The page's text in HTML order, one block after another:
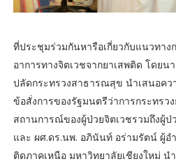
ที่ประชุมร่วมกันหารือเกี่ยวกับแนวทา
อาการทางจิตเวชจากยาเสพติด โดย
ปลัดกระทรวงสาธารณสุข นำเสนอค
ข้อสั่งการของรัฐมนตรีว่าการกระทรว
สถานการณ์ของผู้ป่วยจิตเวชรวมถึงผู้ป่
และ ผศ.ดร.นพ. อภินันท์ อร่ามรัตน์ ผู้อ
ติดภาคเหนือ มหาวิทยาลัยเชียงใหม่ น